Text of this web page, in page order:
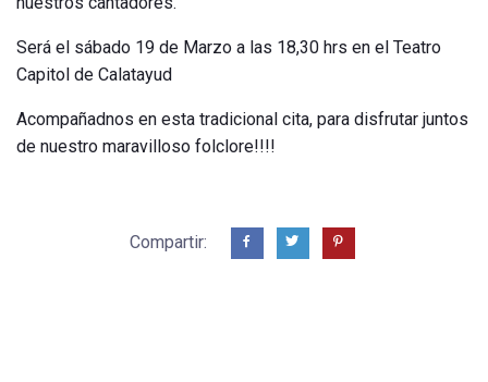
Será el sábado 19 de Marzo a las 18,30 hrs en el Teatro
Capitol de Calatayud
Acompañadnos en esta tradicional cita, para disfrutar juntos
de nuestro maravilloso folclore!!!!
Compartir: